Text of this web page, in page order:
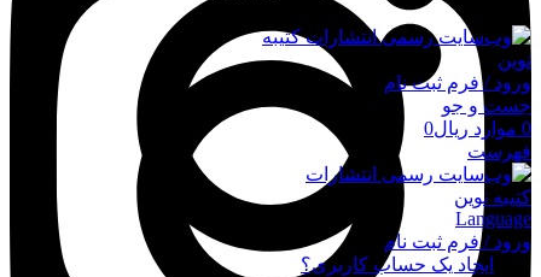
ورود / فرم ثبت نام
جست و جو
0 موارد ریال0
فهرست
Language
ورود / فرم ثبت نام
ورود
ایجاد یک حساب کاربری؟